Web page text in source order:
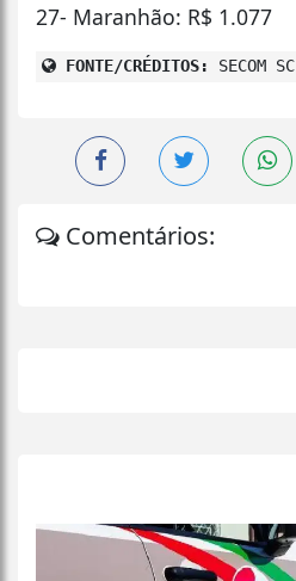
27- Maranhão: R$ 1.077
FONTE/CRÉDITOS: SECOM SC
Comentários: